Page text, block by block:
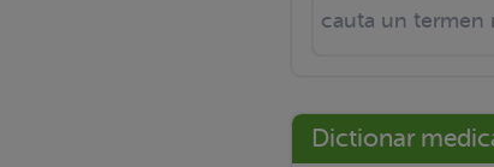
Dictionar